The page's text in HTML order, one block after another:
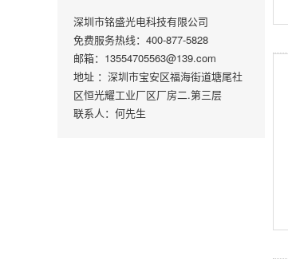
深圳市铭盛光电科技有限公司
免费服务热线：400-877-5828
邮箱：13554705563@139.com
地址 ：深圳市宝安区福海街道塘尾社
区恒光耀工业厂区厂房二.第三层
联系人：何先生